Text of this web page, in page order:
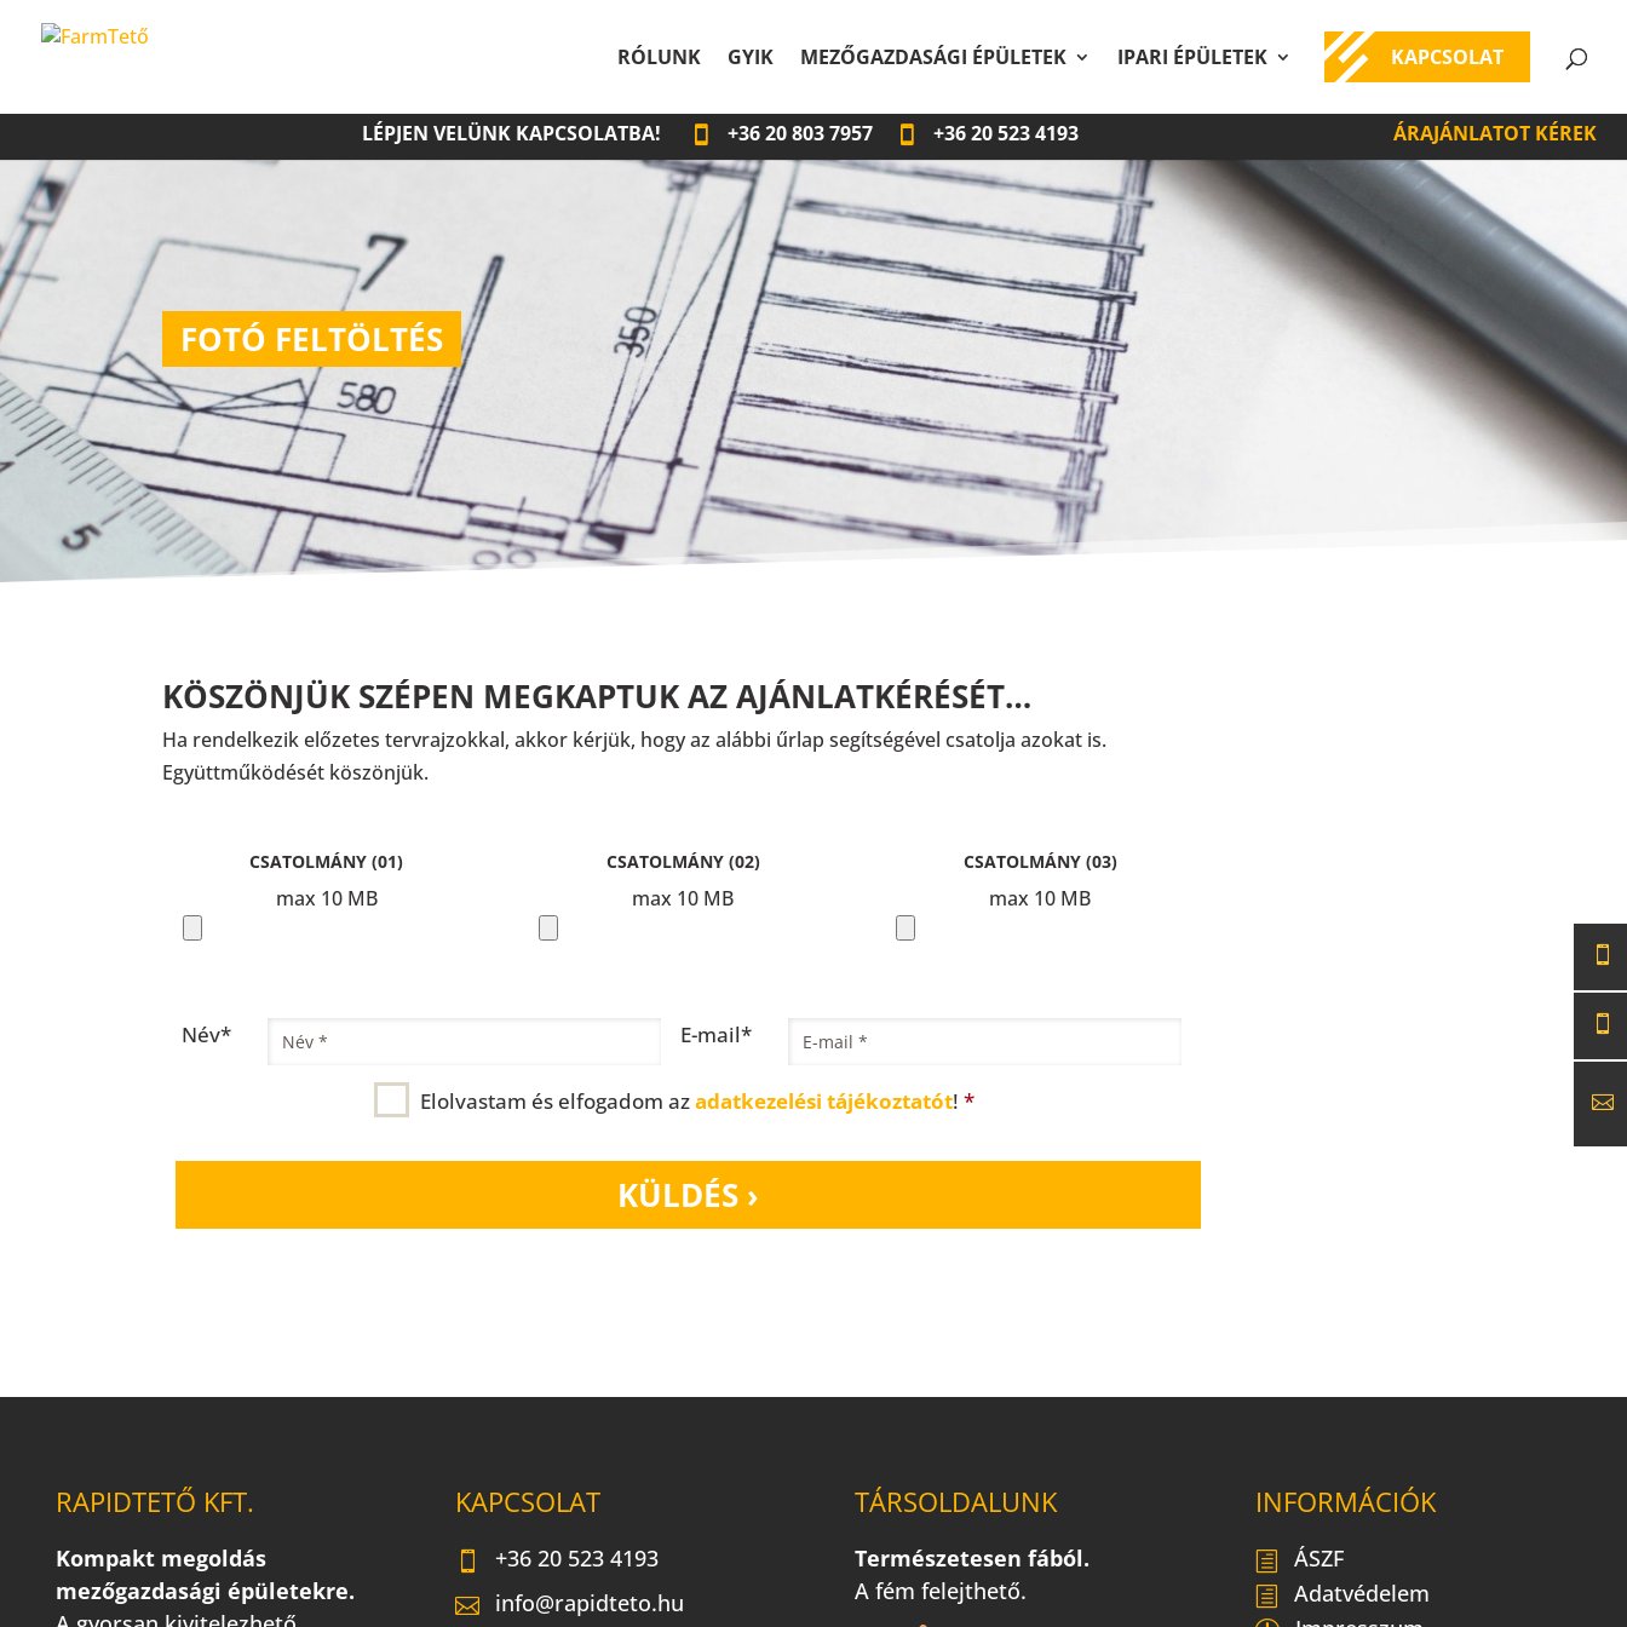
RÓLUNK GYIK MEZŐGAZDASÁGI ÉPÜLETEK IPARI ÉPÜLETEK KAPCSOLAT
LÉPJEN VELÜNK KAPCSOLATBA! +3620 803 7957 +3620 523 4193 ÁRAJÁNLATOT KÉREK
FOTÓ FELTÖLTÉS
KÖSZÖNJÜK SZÉPEN MEGKAPTUK AZ AJÁNLATKÉRÉSÉT…
Ha rendelkezik előzetes tervrajzokkal, akkor kérjük, hogy az alábbi űrlap segítségével csatolja azokat is.
Együttműködését köszönjük.
this
CSATOLMÁNY (01)
max 10 MB
CSATOLMÁNY (02)
max 10 MB
CSATOLMÁNY (03)
max 10 MB
Név* E-mail*
Elolvastam és elfogadom azadatkezelési tájékoztatót!*
RAPIDTETŐ KFT.
Kompakt megoldás
mezőgazdasági épületekre.
KAPCSOLAT
+36 20 523 4193
info@rapidteto.hu
TÁRSOLDALUNK
Természetesen fából.
A fém felejthető.
INFORMÁCIÓK
ÁSZF
Adatvédelem